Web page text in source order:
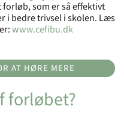
forløb, som er så effektivt
i bedre trivsel i skolen. Læs
www.cefibu.dk
AT HØRE MERE
forløbet?